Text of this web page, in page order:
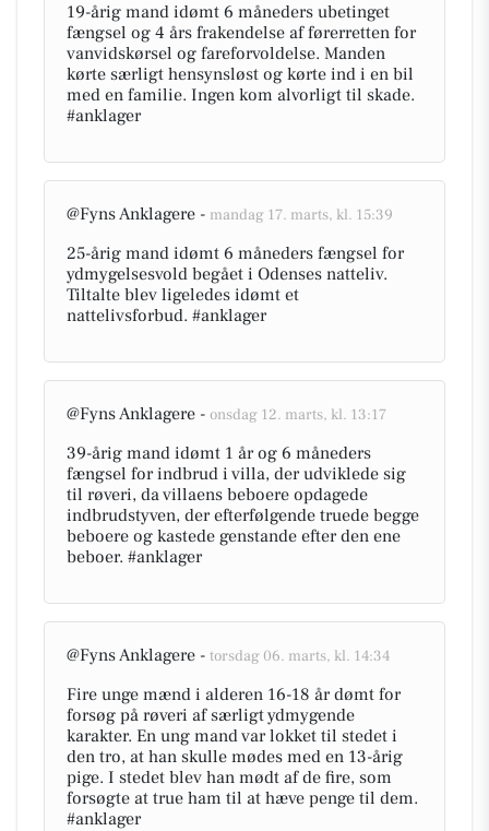
19-årig mand idømt 6 måneders ubetinget
fængsel og 4 års frakendelse af førerretten for
vanvidskørsel og fareforvoldelse. Manden
kørte særligt hensynsløst og kørte ind i en bil
med en familie. Ingen kom alvorligt til skade.
#anklager
@Fyns Anklagere - mandag 17. marts, kl. 15:39
25-årig mand idømt 6 måneders fængsel for
ydmygelsesvold begået i Odenses natteliv.
Tiltalte blev ligeledes idømt et
nattelivsforbud. #anklager
@Fyns Anklagere - onsdag 12. marts, kl. 13:17
39-årig mand idømt 1 år og 6 måneders
fængsel for indbrud i villa, der udviklede sig
til røveri, da villaens beboere opdagede
indbrudstyven, der efterfølgende truede begge
beboere og kastede genstande efter den ene
beboer. #anklager
@Fyns Anklagere - torsdag 06. marts, kl. 14:34
Fire unge mænd i alderen 16-18 år dømt for
forsøg på røveri af særligt ydmygende
karakter. En ung mand var lokket til stedet i
den tro, at han skulle mødes med en 13-årig
pige. I stedet blev han mødt af de fire, som
forsøgte at true ham til at hæve penge til dem.
#anklager